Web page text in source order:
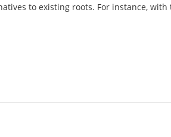
to existing roots. For instance, with